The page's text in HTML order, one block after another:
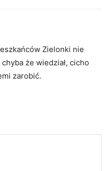
Zielonki nie
że wiedział, cicho
zarobić.